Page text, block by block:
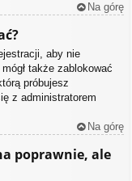
Na górę
aby nie
także zablokować
próbujesz
z administratorem
Na górę
poprawnie, ale